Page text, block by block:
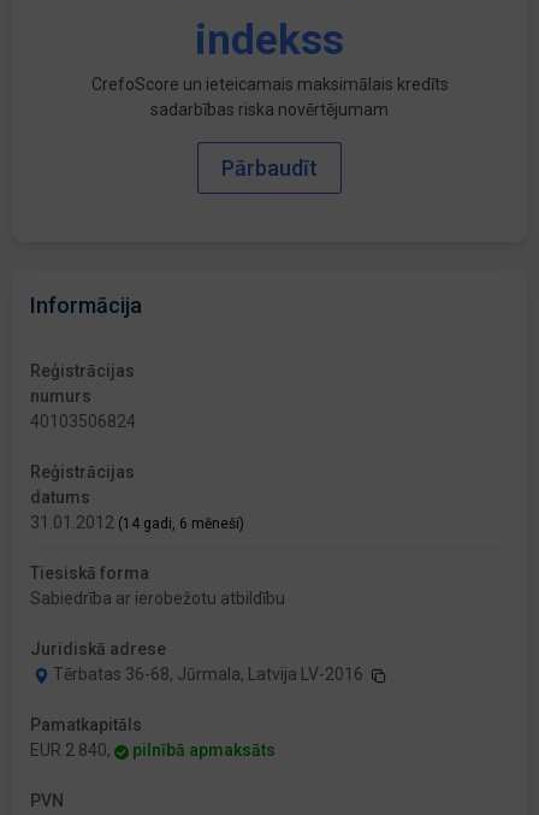
indekss
CrefoScore un ieteicamais maksimālais kredīts
sadarbības riska novērtējumam
Pārbaudīt
Informācija
Reģistrācijas
numurs
40103506824
Reģistrācijas
datums
31.01.2012 (14 gadi, 6 mēneši)
Tiesiskā forma
Sabiedrība ar ierobežotu atbildību
Juridiskā adrese
Tērbatas 36-68, Jūrmala, Latvija LV-2016
Pamatkapitāls
EUR 2 840,
pilnībā apmaksāts
PVN